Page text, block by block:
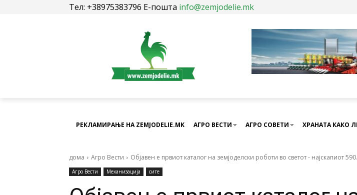
Тел: +38975383796 Е-пошта info@zemjodelie.mk
РЕКЛАМИРАЊЕ НА ZEMJODELIE.MK АГРО ВЕСТИ АГРО СОВЕТИ ХРАНАТА КАКО
дома Агро Вести Објавен е првиот каталог на земјоделски роботи во светот - најскапиот
Агро Вести Механизација сите